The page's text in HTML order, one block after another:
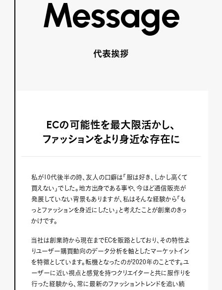
Message
代表挨拶
ECの可能性を最大限活かし、
ファッションをより身近な存在に
私が10代後半の時、友人の口癖は「服は好き、しかし高くて
買えない」でした。地方出身である事や、今ほど通信販売が
発展していない背景もありますが、私はそんな経験から「も
っとファッションを身近にしたい」と考えたことが創業のきっ
かけです。
当社は創業時から現在までECを販路としており、その特性よ
りユーザー購買動向のデータ分析を軸としたマーケットイン
を特徴としています。転機となったのが2020年のことです。ユ
ーザーに近い視点と感覚を持つクリエイターと共に服作りを
行った経験から、常に最新のファッショントレンドを追い続